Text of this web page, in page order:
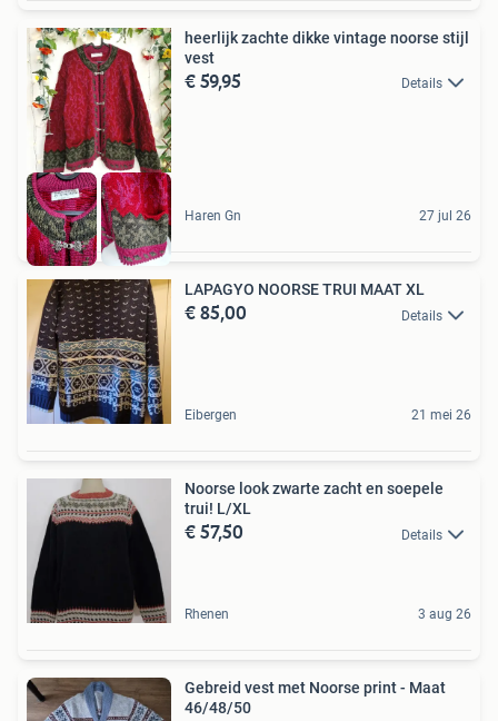
heerlijk zachte dikke vintage noorse stijl
vest
€ 59,95 Details
Haren Gn 27 jul 26
LAPAGYO NOORSE TRUI MAAT XL
€ 85,00 Details
Eibergen 21 mei 26
Noorse look zwarte zacht en soepele
trui! L/XL
€ 57,50 Details
Rhenen 3 aug 26
Gebreid vest met Noorse print - Maat
46/48/50